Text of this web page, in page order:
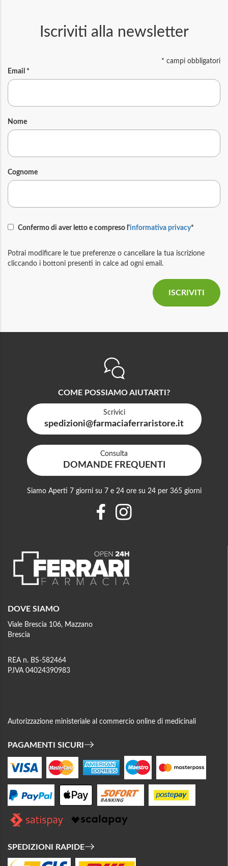
Iscriviti alla newsletter
* campi obbligatori
Email *
Nome
Cognome
Confermo di aver letto e compreso l'informativa privacy*
Potrai modificare le tue preferenze o cancellare la tua iscrizione
cliccando i bottoni presenti in calce ad ogni email.
DOVE SIAMO
Viale Brescia 106, Mazzano
Brescia
REA n. BS-582464
P.IVA 04024390983
Autorizzazione ministeriale al commercio online di medicinali
PAGAMENTI SICURI
SPEDIZIONI RAPIDE
COME POSSIAMO AIUTARTI?
Scrivici
spedizioni@farmaciaferraristore.it
Consulta
DOMANDE FREQUENTI
Siamo Aperti 7 giorni su 7 e 24 ore su 24 per 365 giorni